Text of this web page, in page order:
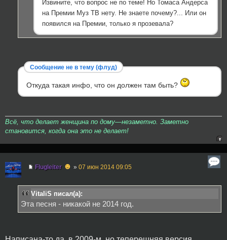
Извините, что вопрос не по теме! Но Томаса Андерса
на Премии Муз ТВ нету. Не знаете почему?... Или он
появился на Премии, только я прозевала?
Сообщение не в тему (флуд)
Откуда такая инфо, что он должен там быть?
Всё, что делает женщина по дому—незаметно. Заметно
становится, когда она это не делает!
Flugleiter ☻ » 07 июн 2014 09:05
VitaliS писал(а):
Эта песня - никакой не 2014 год.